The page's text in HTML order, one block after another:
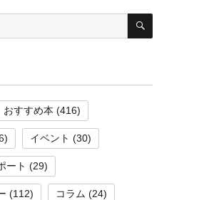
検
おすすめ本 (416)
イベント (30)
ート (29)
(112) コラム (24)